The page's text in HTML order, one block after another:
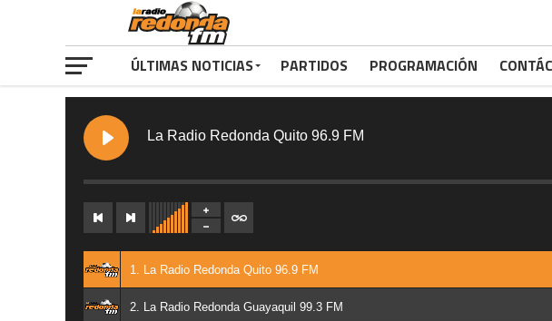
La Radio Redonda Quito 96.9 FM
1. La Radio Redonda Quito 96.9 FM
2. La Radio Redonda Guayaquil 99.3 FM
ÚLTIMAS NOTICIAS PARTIDOS PROGRAMACIÓN